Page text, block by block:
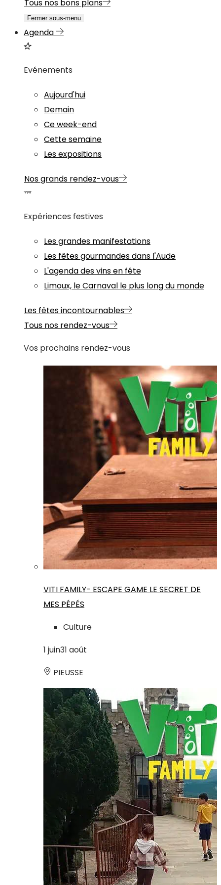
Tous nos bons plans
Fermer sous-menu
Agenda
Evénements
Aujourd'hui
Demain
Ce week-end
Cette semaine
Les expositions
Nos grands rendez-vous
Expériences festives
Les grandes manifestations
Les fêtes gourmandes dans l'Aude
L'agenda des vins en fête
Limoux, le Carnaval le plus long du monde
Les fêtes incontournables
Tous nos rendez-vous
Vos prochains rendez-vous
VITI FAMILY- ESCAPE GAME LE SECRET DE
MES PÉPÉS
Culture
1 juin31 août
PIEUSSE